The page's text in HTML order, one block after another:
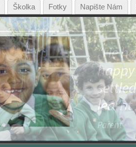
Školka Fotky Napište Nám